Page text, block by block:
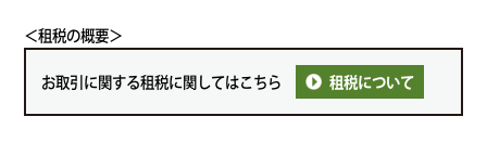
＜租税の概要＞
お取引に関する租税に関してはこちら 租税について